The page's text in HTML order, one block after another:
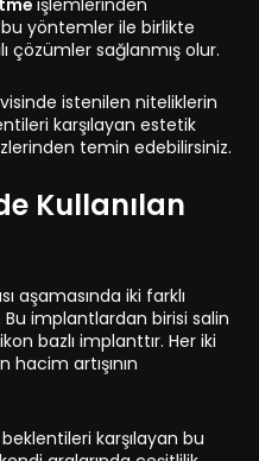
işlemlerinden
yöntemler ile birlikte
çözümler sağlanmış olur.
istenilen niteliklerin
karşılayan estetik
temin edebilirsiniz.
Kullanılan
aşamasında iki farklı
Bu implantlardan birisi salin
bazlı implanttır. Her iki
artışının
karşılayan bu